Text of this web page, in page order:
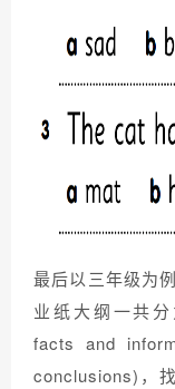
最后以三年级为
业纸大纲一共
facts and
conclusions)，